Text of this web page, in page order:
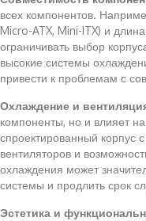
всех компонентов.
Micro-ATX, Mini-ITX) и
ограничивать выбор
высокие системы
привести к проблемам с
Охлаждение и
компоненты, но и влияет
спроектированный корпус
вентиляторов и
охлаждения может
системы и продлить срок
Эстетика и